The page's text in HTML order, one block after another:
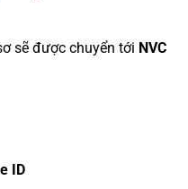
sẽ được chuyển tới NVC
ID